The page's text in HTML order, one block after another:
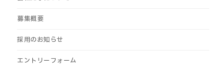
募集概要
採用のお知らせ
エントリーフォーム